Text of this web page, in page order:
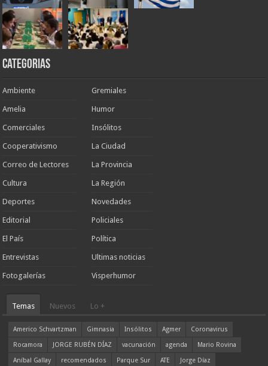
Categorias
Ambiente
Amelia
Comerciales
Cooperativismo
Correo de Lectores
Cultura
Deportes
Editorial
El País
Entrevistas
Fotogalerías
Gremiales
Humor
Insólitos
La Ciudad
La Provincia
La Región
Novedades
Policiales
Política
Ultimas noticias
Visperhumor
Temas Nuevos Lo +
Americo Schvartzman Gimnasia Insólitos Agmer
Coronavirus
Rocamora
JORGE RUBÉN DÍAZ vacunación agenda
Mario Rovina
Aníbal Gallay
recomendados Parque Sur ATE
Jorge Díaz